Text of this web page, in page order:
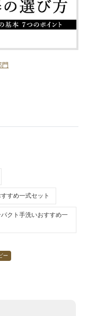
すめ一式セット
クト手洗いおすすめ一
ー